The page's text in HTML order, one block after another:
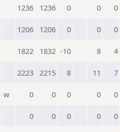
1236 1236 0 0 0
1206 1206 0 0 0
1822 1832 -10 8 4
2223 2215 8 11 7
w 0 0 0 0 0
0 0 0 0 0